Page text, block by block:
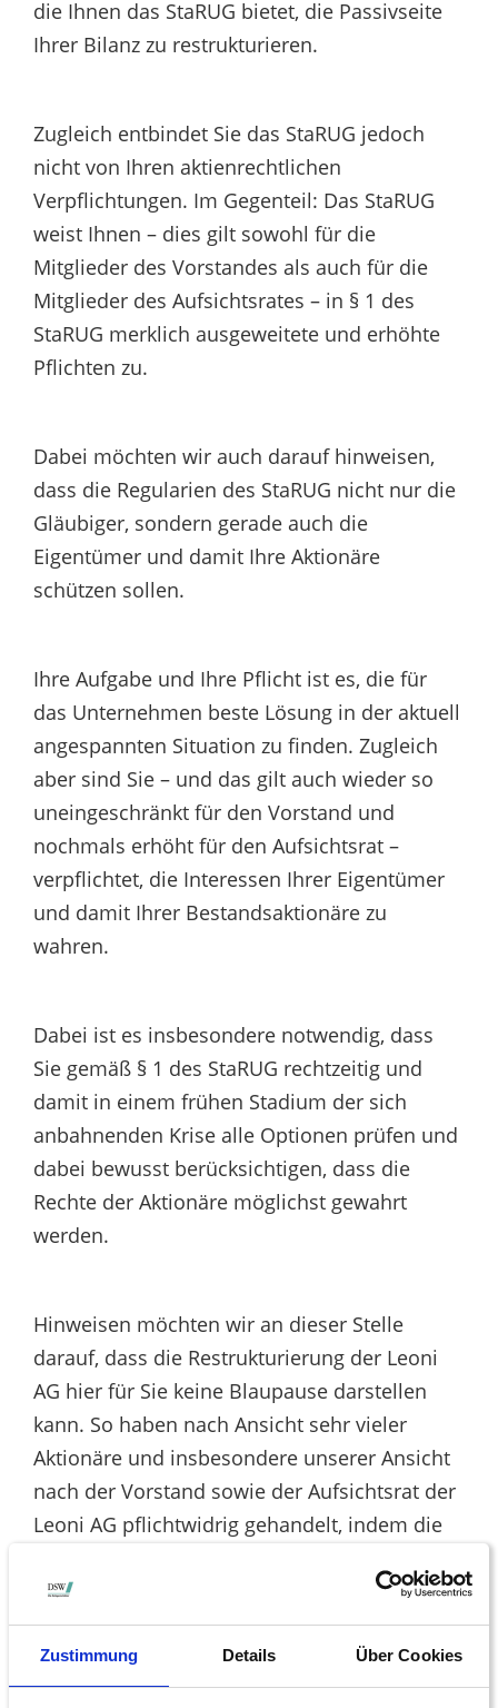
Zustimmung Details Über Cookies
die Ihnen das StaRUG bietet, die Passivseite
Ihrer Bilanz zu restrukturieren.
Zugleich entbindet Sie das StaRUG jedoch
nicht von Ihren aktienrechtlichen
Verpflichtungen. Im Gegenteil: Das StaRUG
weist Ihnen – dies gilt sowohl für die
Mitglieder des Vorstandes als auch für die
Mitglieder des Aufsichtsrates – in § 1 des
StaRUG merklich ausgeweitete und erhöhte
Pflichten zu.
Dabei möchten wir auch darauf hinweisen,
dass die Regularien des StaRUG nicht nur die
Gläubiger, sondern gerade auch die
Eigentümer und damit Ihre Aktionäre
schützen sollen.
Ihre Aufgabe und Ihre Pflicht ist es, die für
das Unternehmen beste Lösung in der aktuell
angespannten Situation zu finden. Zugleich
aber sind Sie – und das gilt auch wieder so
uneingeschränkt für den Vorstand und
nochmals erhöht für den Aufsichtsrat –
verpflichtet, die Interessen Ihrer Eigentümer
und damit Ihrer Bestandsaktionäre zu
wahren.
Dabei ist es insbesondere notwendig, dass
Sie gemäß § 1 des StaRUG rechtzeitig und
damit in einem frühen Stadium der sich
anbahnenden Krise alle Optionen prüfen und
dabei bewusst berücksichtigen, dass die
Rechte der Aktionäre möglichst gewahrt
werden.
Hinweisen möchten wir an dieser Stelle
darauf, dass die Restrukturierung der Leoni
AG hier für Sie keine Blaupause darstellen
kann. So haben nach Ansicht sehr vieler
Aktionäre und insbesondere unserer Ansicht
nach der Vorstand sowie der Aufsichtsrat der
Leoni AG pflichtwidrig gehandelt, indem die
Kapitalerhöhung nicht haben teilnehmen
lassen. Das Vorliegen eines pflichtwidrigen
Handelns von Vorstand und Aufsichtsrat
wurde auch durch ein Gutachten des